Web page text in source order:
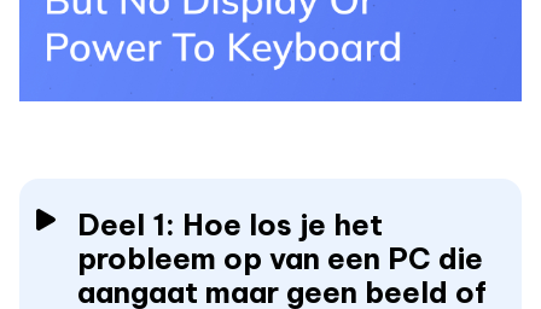
Deel 1: Hoe los je het
probleem op van een PC die
aangaat maar geen beeld of